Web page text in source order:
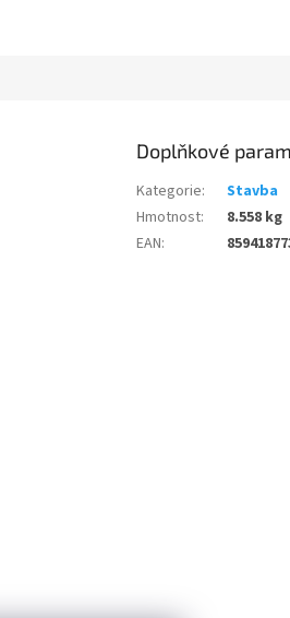
Doplňkové
Kategorie:
Stavba
Hmotnost:
8.558 kg
EAN: